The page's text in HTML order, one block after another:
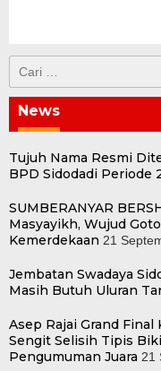
untuk:
News
Tujuh Nama Resmi
BPD Sidodadi Periode
SUMBERANYAR
Masyayikh, Wujud
Kemerdekaan 21
Jembatan Swadaya
Masih Butuh Uluran
Asep Rajai Grand Final
Sengit Selisih Tipis
Pengumuman Juara 21